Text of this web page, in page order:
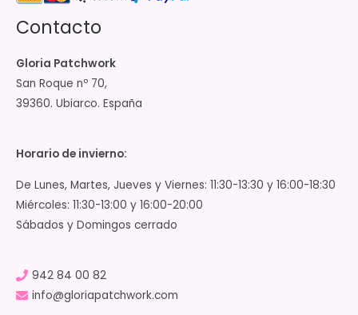
Contacto
Gloria Patchwork
San Roque nº 70,
39360. Ubiarco. España
Horario de invierno:
De Lunes, Martes, Jueves y Viernes: 11:30-13:30 y 16:00-18:30
Miércoles: 11:30-13:00 y 16:00-20:00
Sábados y Domingos cerrado
942 84 00 82
info@gloriapatchwork.com